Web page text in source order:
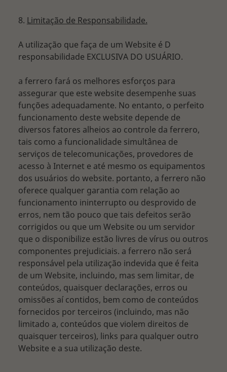
8. Limitação de Responsabilidade.
A utilização que faça de um Website é D
responsabilidade EXCLUSIVA DO USUÁRIO.
a ferrero fará os melhores esforços para
assegurar que este website desempenhe suas
funções adequadamente. No entanto, o perfeito
funcionamento deste website depende de
diversos fatores alheios ao controle da ferrero,
tais como a funcionalidade simultânea de
serviços de telecomunicações, provedores de
acesso à Internet e até mesmo os equipamentos
dos usuários do website. portanto, a ferrero não
oferece qualquer garantia com relação ao
funcionamento ininterrupto ou desprovido de
erros, nem tão pouco que tais defeitos serão
corrigidos ou que um Website ou um servidor
que o disponibilize estão livres de vírus ou outros
componentes prejudiciais. a ferrero não será
responsável pela utilização indevida que é feita
de um Website, incluindo, mas sem limitar, de
conteúdos, quaisquer declarações, erros ou
omissões aí contidos, bem como de conteúdos
fornecidos por terceiros (incluindo, mas não
limitado a, conteúdos que violem direitos de
quaisquer terceiros), links para qualquer outro
Website e a sua utilização deste.